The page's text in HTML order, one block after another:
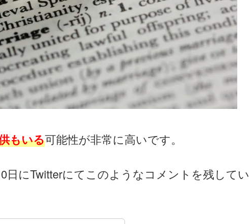
もいる可能性が非常に高いです。
日にTwitterにてこのようなコメントを残してい